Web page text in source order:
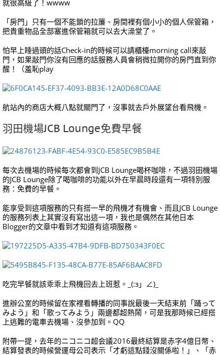
就很高級了！wwww
「房門」只有一個不能鎖的拉簾、房間裡有個小小的個人保管箱，
把貴重物品全部塞進保管箱就可以去大澡堂了。
怕早上睡過頭的話Check-in的時候可以請櫃檯morning call來敲
門，如果敲門你沒有回應的話服務人員會稍微拉開你的房門直到你
醒！（羞恥play
航站內的商店大概八點就關門了，沒事就去戶外展望台看飛機。
羽田機場JCB Lounge免費早餐
每次去機場的時候每次都會到JCB Lounge喝杯咖啡，不過羽田機場
的JCB Lounge除了喝咖啡的功能以外在早晨時段還有一項特別服
務：免費的早餐。
能享受到這項服務的只有搭一早的飛機才有機會、而且JCB Lounge
的服務列表上其實沒有寫出這一項，我也是偶然在其他日本
Blogger的文章中看到才知道有這項服務。
吃完早餐就該乖乖上飛機回去上班惹。_(:з」∠)_
進辦公室的時候留在家裡看轉播的同事說最後一天結束前「踊って
みよう」和「歌ってみよう」兩邊都超熱鬧，可是我那時候已經搭
上逃難的電車去機場、沒參加到。QQ
附帶一提，去年的ニコニコ超会議2016最終結算是赤字4億日幣、
結算發表的時候營運母公司表示「才虧這點錢沒關係啦！」、「赤